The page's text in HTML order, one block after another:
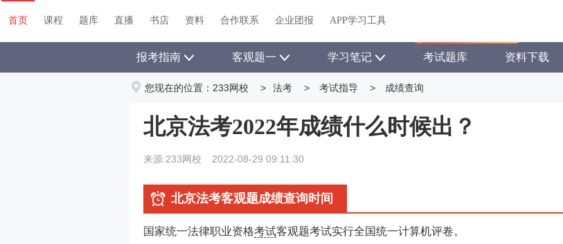
首页 课程 题库 直播 书店 资料 合作联系 企业团报 APP学习工具
首页 课程 题库 直播 书店 资料 关于我们 帮助中心
报考指南 客观题一 学习笔记 考试题库 资料下载
您现在的位置： 233网校 > 法考 > 考试指导 > 成绩查询
北京法考2022年成绩什么时候出？
来源:233网校 2022-08-29 09:11:30
北京法考客观题成绩查询时间
国家统一法律职业资格考试客观题考试实行全国统一计算机评卷。